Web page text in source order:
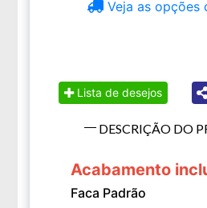
Veja as opções
Lista de desejos
DESCRIÇÃO DO
Acabamento
Faca Padrão